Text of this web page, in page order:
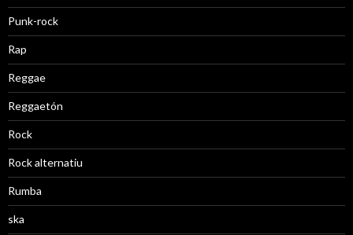
Punk-rock
Rap
Reggae
Reggaetón
Rock
Rock alternatiu
Rumba
ska